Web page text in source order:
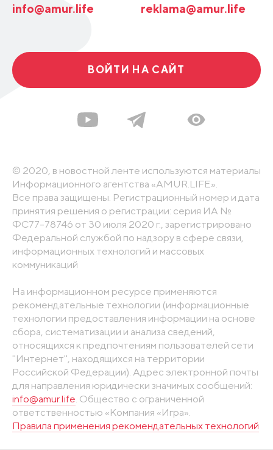
info@amur.life reklama@amur.life
ВОЙТИ НА САЙТ
© 2020, в новостной ленте используются материалы
Информационного агентства «AMUR.LIFE».
Все права защищены. Регистрационный номер и дата
принятия решения о регистрации: серия ИА №
ФС77-78746 от 30 июля 2020 г., зарегистрировано
Федеральной службой по надзору в сфере связи,
информационных технологий и массовых
коммуникаций
На информационном ресурсе применяются
рекомендательные технологии (информационные
технологии предоставления информации на основе
сбора, систематизации и анализа сведений,
относящихся к предпочтениям пользователей сети
"Интернет", находящихся на территории
Российской Федерации). Адрес электронной почты
для направления юридически значимых сообщений:
info@amur.life. Общество с ограниченной
ответственностью «Компания «Игра».
Правила применения рекомендательных технологий